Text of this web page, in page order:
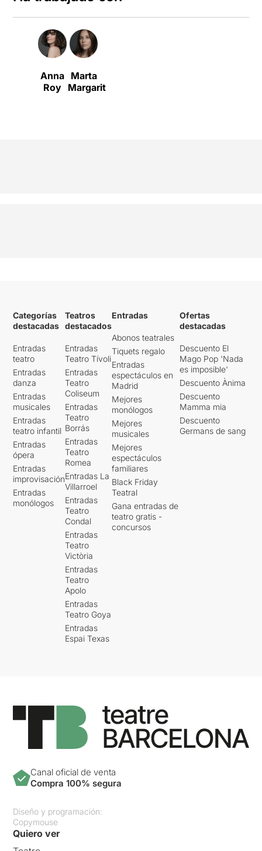
Anna
Roy
Marta
Margarit
Categorías
destacadas
Entradas
teatro
Entradas
danza
Entradas
musicales
Entradas
teatro infantil
Entradas
ópera
Entradas
improvisación
Entradas
monólogos
Teatros
destacados
Entradas
Teatro Tívoli
Entradas
Teatro
Coliseum
Entradas
Teatro
Borrás
Entradas
Teatro
Romea
Entradas La
Villarroel
Entradas
Teatro
Condal
Entradas
Teatro
Victòria
Entradas
Teatro
Apolo
Entradas
Teatro Goya
Entradas
Espai Texas
Entradas
Abonos teatrales
Tiquets regalo
Entradas
espectáculos en
Madrid
Mejores
monólogos
Mejores
musicales
Mejores
espectáculos
familiares
Black Friday
Teatral
Gana entradas de
teatro gratis -
concursos
Ofertas
destacadas
Descuento El
Mago Pop 'Nada
es imposible'
Descuento Ànima
Descuento
Mamma mia
Descuento
Germans de sang
Canal oficial de venta
Compra 100% segura
Diseño y programación:
Copymouse
Quiero ver